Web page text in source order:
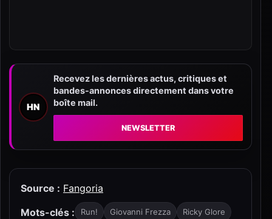
HN
Recevez les dernières actus, critiques et
bandes-annonces directement dans votre
boîte mail.
NEWSLETTER
Source : Fangoria
Mots-clés :
Run! Giovanni Frezza Ricky Glore